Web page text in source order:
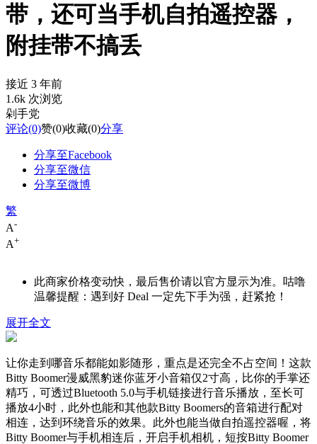
带，还可当手机自拍遥控器，
附挂带不搞丢
接近 3 年前
1.6k 次浏览
剁手党
评论(0)赞(0)收藏(0)分享
分享至Facebook
分享至微信
分享至微博
繁
A-
A+
此商家价格变动快，最后售价请以官方显示为准。咕噜
温馨提醒：遇到好 Deal 一定先下手为强，赶紧抢！
展开全文
让你走到哪音乐都能如影随形，重点是还完全不占空间！这款
Bitty Boomer漫威黑豹迷你蓝牙小音箱仅2寸高，比你的手掌还
精巧，可透过Bluetooth 5.0与手机链接进行音乐播放，至长可
播放4小时，此外也能和其他款Bitty Boomers的音箱进行配对
相连，达到环绕音乐的效果。此外也能当做自拍遥控器喔，将
Bitty Boomer与手机相连后，开启手机相机，短按Bitty Boomer